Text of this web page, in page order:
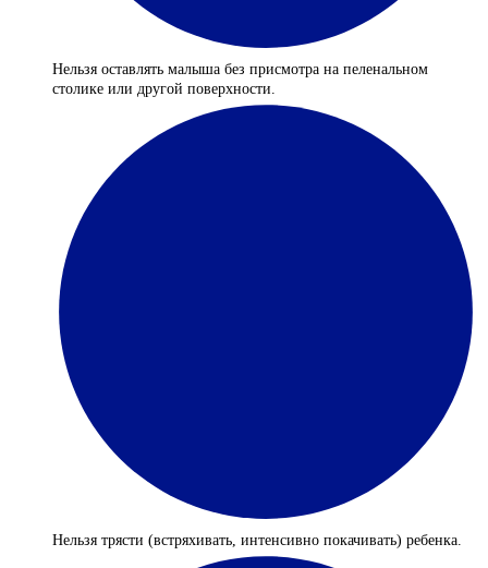
Нельзя оставлять малыша без присмотра на пеленальном
столике или другой поверхности.
Нельзя трясти (встряхивать, интенсивно покачивать) ребенка.